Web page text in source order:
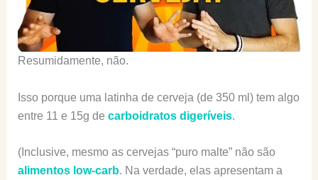
Resumidamente, não.
Isso porque uma latinha de cerveja (de 350 ml) tem algo
entre 11 e 15g de carboidratos digeríveis.
(Inclusive, mesmo as cervejas “puro malte” não são
alimentos low-carb. Na verdade, elas apresentam a